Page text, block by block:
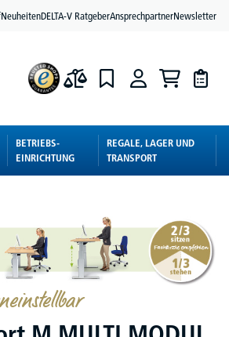
NeuheitenDELTA-V RatgeberAnsprechpartnerNewsletter
BETRIEBS-
EINRICHTUNG
REGALE, LAGER UND
TRANSPORT